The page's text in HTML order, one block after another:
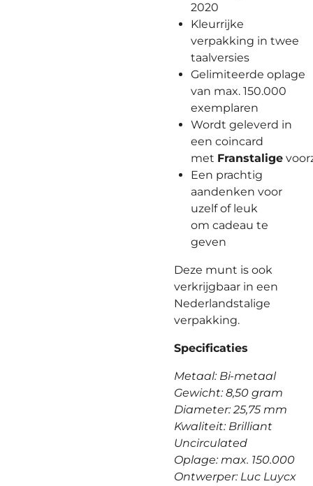
2020
Kleurrijke
verpakking in twee
taalversies
Gelimiteerde oplage
van max. 150.000
exemplaren
Wordt geleverd in
een coincard
met Franstalige
Een prachtig
aandenken voor
uzelf of leuk
om cadeau te
geven
Deze munt is ook
verkrijgbaar in een
Nederlandstalige
verpakking.
Specificaties
Metaal: Bi-metaal
Gewicht: 8,50 gram
Diameter: 25,75 mm
Kwaliteit: Brilliant
Uncirculated
Oplage: max. 150.000
Ontwerper: Luc Luycx